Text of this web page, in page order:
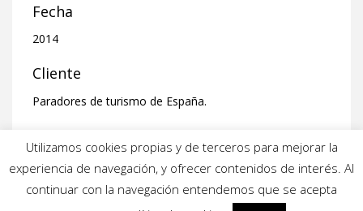
Fecha
2014
Cliente
Paradores de turismo de España.
El Parador de Segovia es una “rara avis” dentro de la
Red. Un muy buen edificio de los años 70, honesto,
coherente e intencionado.